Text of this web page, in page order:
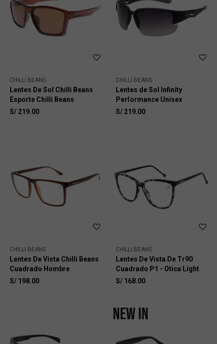
CHILLI BEANS
Lentes De Sol Chilli Beans
Esporte Chilli Beans
S/ 219.00
CHILLI BEANS
Lentes de Sol Infinity
Performance Unisex
S/ 219.00
CHILLI BEANS
Lentes De Vista Chilli Beans
Cuadrado Hombre
S/ 198.00
CHILLI BEANS
Lentes De Vista De Tr90
Cuadrado P1 - Otica Light
S/ 168.00